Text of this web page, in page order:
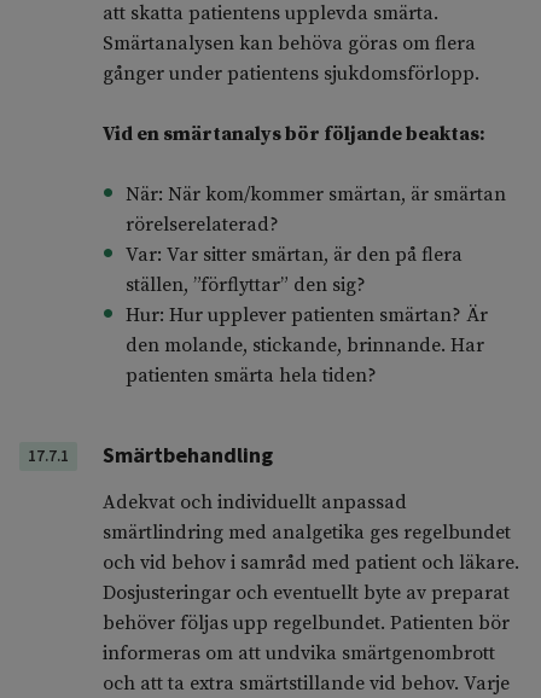
att skatta patientens upplevda smärta.
Smärtanalysen kan behöva göras om flera
gånger under patientens sjukdomsförlopp.
Vid en smärtanalys bör följande beaktas:
När: När kom/kommer smärtan, är smärtan
rörelserelaterad?
Var: Var sitter smärtan, är den på flera
ställen, ”förflyttar” den sig?
Hur: Hur upplever patienten smärtan? Är
den molande, stickande, brinnande. Har
patienten smärta hela tiden?
17.7.1 Smärtbehandling
Adekvat och individuellt anpassad
smärtlindring med analgetika ges regelbundet
och vid behov i samråd med patient och läkare.
Dosjusteringar och eventuellt byte av preparat
behöver följas upp regelbundet. Patienten bör
informeras om att undvika smärtgenombrott
och att ta extra smärtstillande vid behov. Varje